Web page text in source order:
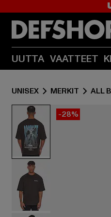
UUTTA VAATTEET
UNISEX MERKIT ALL
-28%